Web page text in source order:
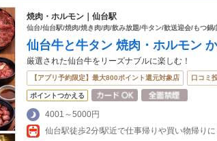
焼肉・ホルモン｜仙台駅
仙台/仙台駅/焼肉/焼き肉/肉/飲み放題/牛タン/歓送迎会/もつ鍋/
仙台牛と牛タン 焼肉・ホルモン
厳選された仙台牛をリーズナブルに楽しむ！
【アプリ予約限定】最大800ポイント還元対象店 口コミ
ポイントつかえる
4001～5000円